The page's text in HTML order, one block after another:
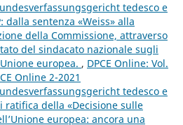
tedesco e
dalla sentenza «Weiss» alla
della Commissione, attraverso
del sindacato nazionale sugli
europea. , DPCE Online: Vol.
Online 2-2021
tedesco e
ratifica della «Decisione sulle
europea: ancora una